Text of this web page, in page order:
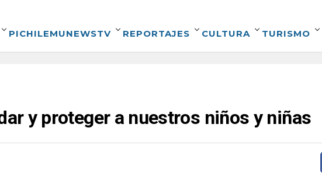
PICHILEMUNEWSTV REPORTAJES CULTURA TURISMO
y proteger a nuestros niños y niñas